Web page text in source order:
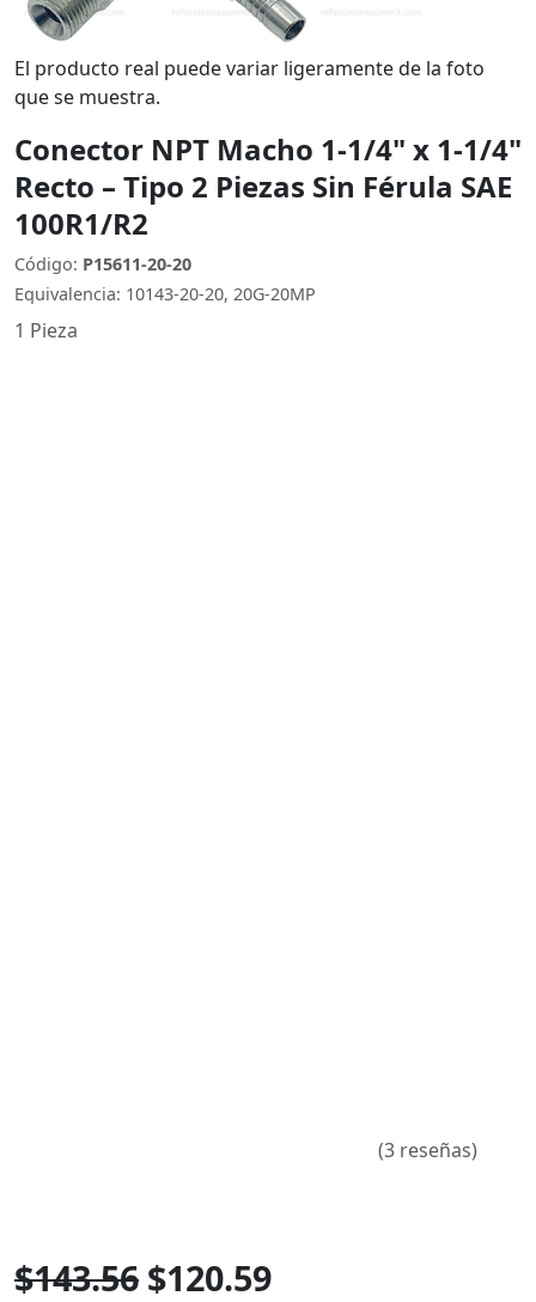
El producto real puede variar ligeramente de la foto
que se muestra.
Conector NPT Macho 1-1/4" x 1-1/4"
Recto – Tipo 2 Piezas Sin Férula SAE
100R1/R2
Código: P15611-20-20
Equivalencia: 10143-20-20, 20G-20MP
1 Pieza
(3 reseñas)
$143.56 $120.59